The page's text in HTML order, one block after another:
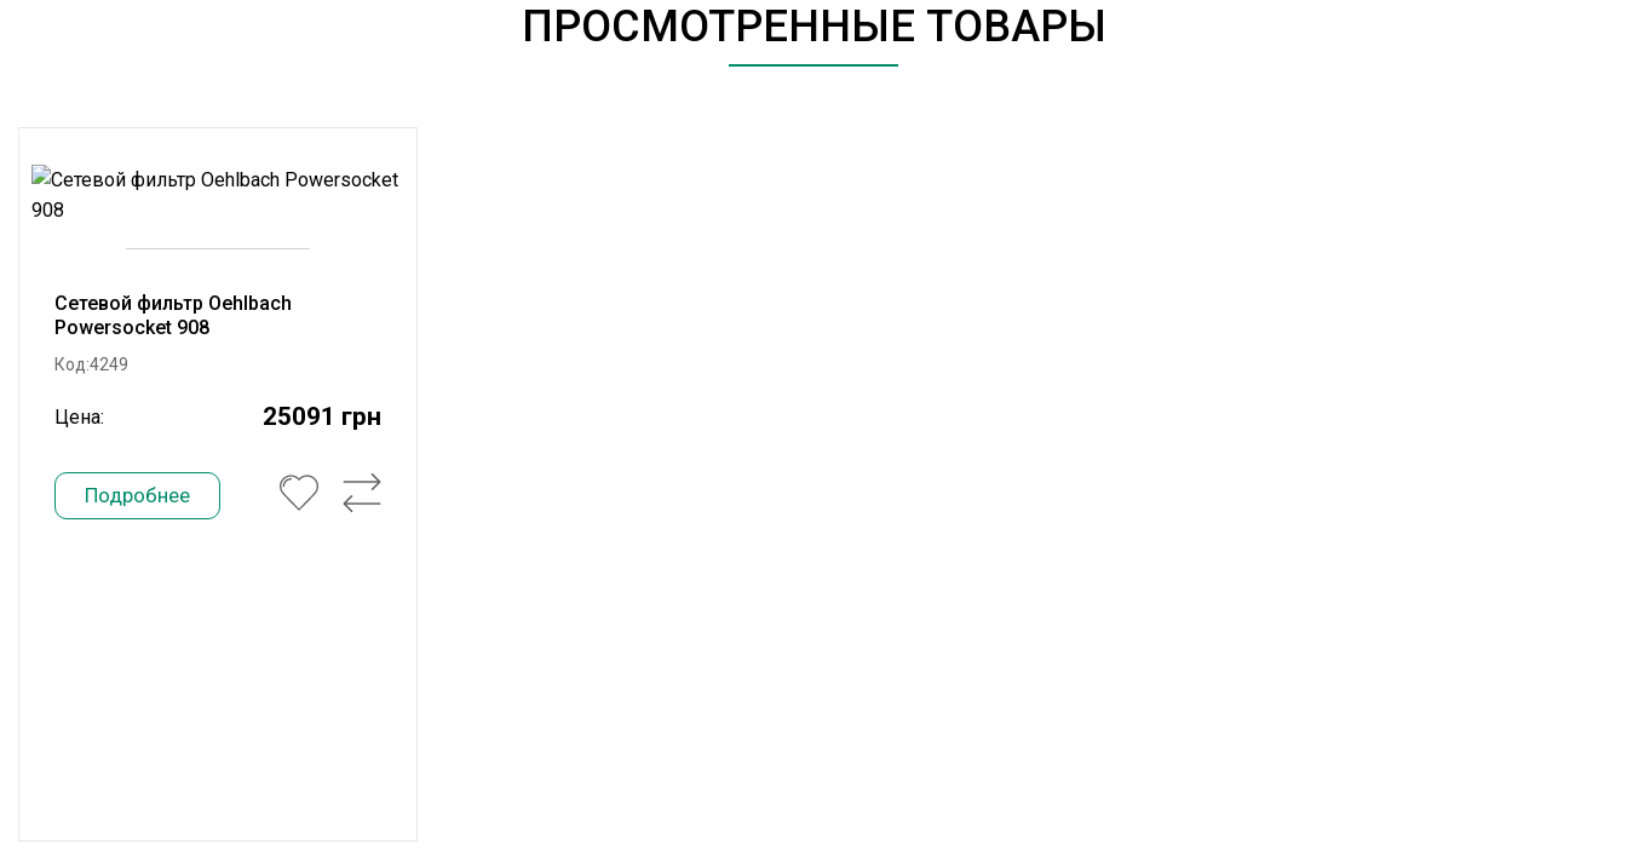
ПРОСМОТРЕННЫЕ ТОВАРЫ
Сетевой фильтр Oehlbach
Powersocket 908
Код:4249
Цена: 25091 грн
Подробнее